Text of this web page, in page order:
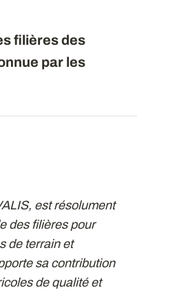
filières des
par les
est résolument
des filières pour
de terrain et
sa contribution
de qualité et